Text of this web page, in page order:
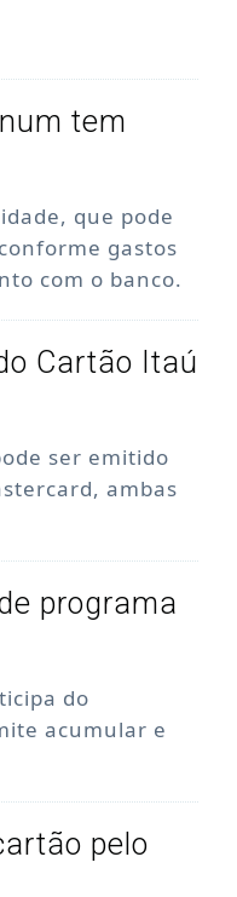
tem
que pode
gastos
com o banco.
Cartão Itaú
ser emitido
ambas
programa
do
acumular e
pelo